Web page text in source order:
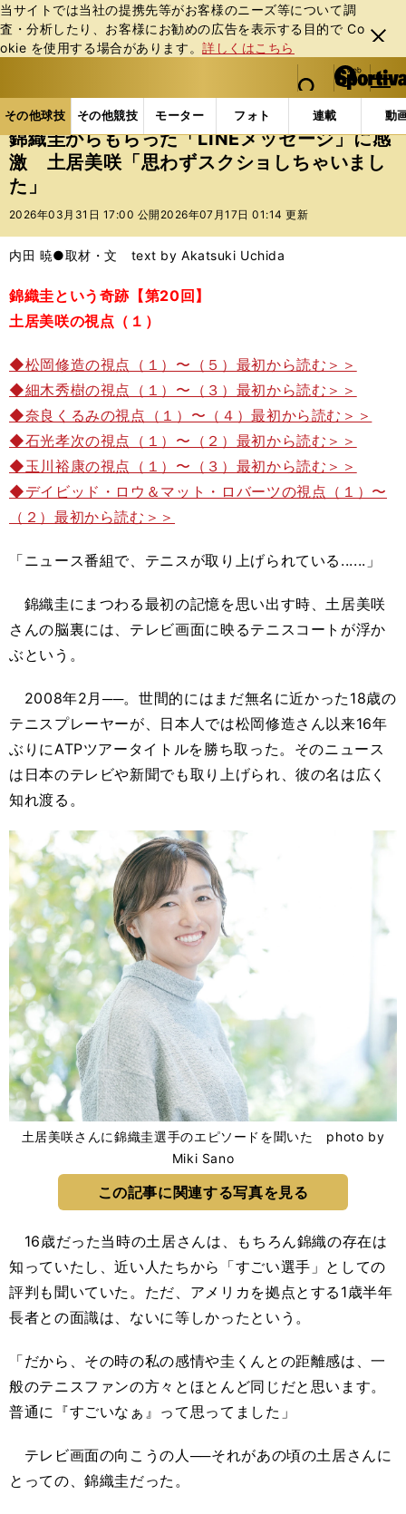
当サイトでは当社の提携先等がお客様のニーズ等について調
査・分析したり、お客様にお勧めの広告を表⽰する⽬的で Co
okie を使⽤する場合があります。詳しくはこちら
閉じ
る
web Sportiva (webスポルティーバ)
検索
マイペ
ー
ジ
メニュ
その他球技 その他競技 モーター フォト 連載 動
ス
ポ
ル
テ
ー
バ
その他球技の記事一覧 テニス 錦織圭からもらった
錦織圭からもらった「LINEメッセージ」に感
激 土居美咲「思わずスクショしちゃいまし
た」
2026年03月31日 17:00 公開 2026年07月17日 01:14 更新
内田 暁●取材・文 text by Akatsuki Uchida
錦織圭という奇跡【第20回】
土居美咲の視点（１）
◆松岡修造の視点（１）〜（５）最初から読む＞＞
◆細木秀樹の視点（１）〜（３）最初から読む＞＞
◆奈良くるみの視点（１）〜（４）最初から読む＞＞
◆石光孝次の視点（１）〜（２）最初から読む＞＞
◆玉川裕康の視点（１）〜（３）最初から読む＞＞
◆デイビッド・ロウ＆マット・ロバーツの視点（１）〜
（２）最初から読む＞＞
「ニュース番組で、テニスが取り上げられている......」
錦織圭にまつわる最初の記憶を思い出す時、土居美咲
さんの脳裏には、テレビ画面に映るテニスコートが浮か
ぶという。
2008年2月──。世間的にはまだ無名に近かった18歳の
テニスプレーヤーが、日本人では松岡修造さん以来16年
ぶりにATPツアータイトルを勝ち取った。そのニュース
は日本のテレビや新聞でも取り上げられ、彼の名は広く
知れ渡る。
土居美咲さんに錦織圭選手のエピソードを聞いた photo by
Miki Sano
この記事に関連する写真を見る
16歳だった当時の土居さんは、もちろん錦織の存在は
知っていたし、近い人たちから「すごい選手」としての
評判も聞いていた。ただ、アメリカを拠点とする1歳半年
長者との面識は、ないに等しかったという。
「だから、その時の私の感情や圭くんとの距離感は、一
般のテニスファンの方々とほとんど同じだと思います。
普通に『すごいなぁ』って思ってました」
テレビ画面の向こうの人──それがあの頃の土居さんに
とっての、錦織圭だった。